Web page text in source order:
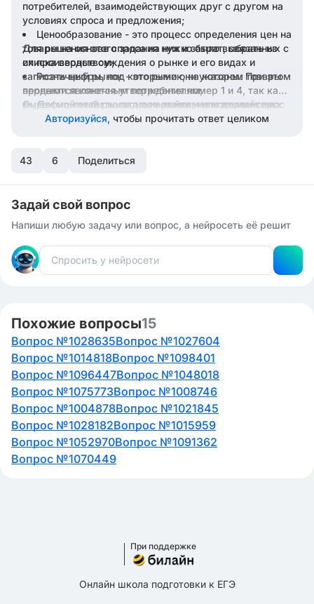
потребителей, взаимодействующих друг с другом на
условиях спроса и предложения;
Ценообразование - это процесс определения цен на
товары на основе спроса на них и затрат, связанных с
их производством;
Розничный рынок - это рынок, на котором товары
продаются конечным потребителям;
Дефицитный рынок - это рынок, на котором спрос
на товар превышает его предложение;
Избыточный рынок - это рынок, на котором спрос и
Легальный рынок - это рынок, на котором
соблюдаются правовые нормы;
правовые нормы нарушаются.
Для решения этого задания нужно было выбрать из
списка верные суждения о рынке и его видах и
записать цифры, под которыми они указаны. При этом
верными являются утверждения номер 1 и 4, так как
рынок может быть легальным или нелегальным и на
нем устанавливаются цены с помощью
Оцени мой ответ на задание лайком или дизлайком.
Авторизуйся, чтобы прочитать ответ целиком
43 6 Поделиться
Задай свой вопрос
Напиши любую задачу или вопрос, а нейросеть её решит
Похожие вопросы15
Вопрос №1028635Вопрос №1027604
Вопрос №1014818Вопрос №1098401
Вопрос №1096447Вопрос №1048018
Вопрос №1075773Вопрос №1008746
Вопрос №1004878Вопрос №1021845
Вопрос №1028182Вопрос №1015959
Вопрос №1052970Вопрос №1091362
Вопрос №1070449
При поддержке
Онлайн школа подготовки к ЕГЭ